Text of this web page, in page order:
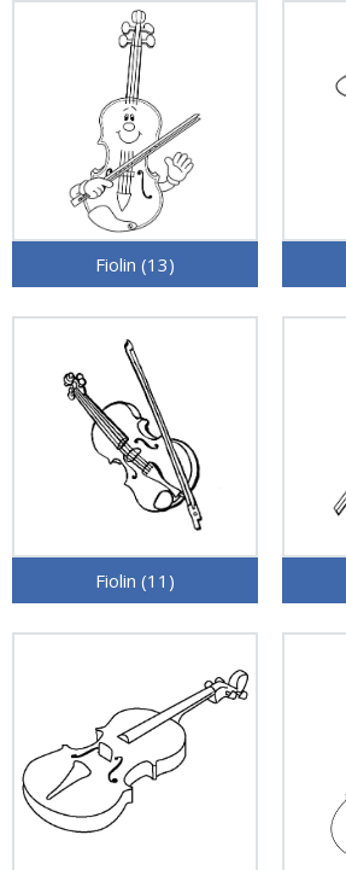
Fiolin (13)
Fiolin (11)